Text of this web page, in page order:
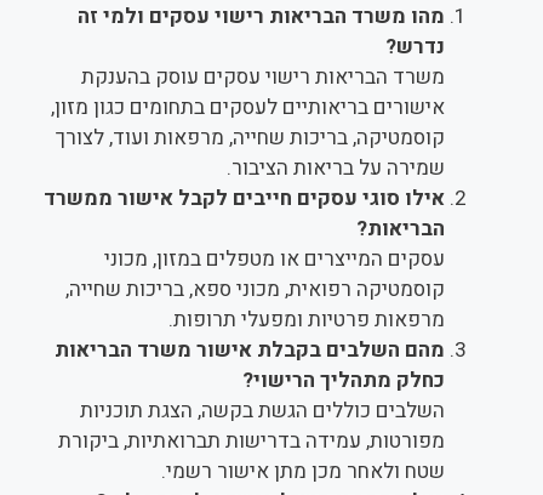
מהו משרד הבריאות רישוי עסקים ולמי זה
נדרש?
משרד הבריאות רישוי עסקים עוסק בהענקת
אישורים בריאותיים לעסקים בתחומים כגון מזון,
קוסמטיקה, בריכות שחייה, מרפאות ועוד, לצורך
שמירה על בריאות הציבור.
אילו סוגי עסקים חייבים לקבל אישור ממשרד
הבריאות?
עסקים המייצרים או מטפלים במזון, מכוני
קוסמטיקה רפואית, מכוני ספא, בריכות שחייה,
מרפאות פרטיות ומפעלי תרופות.
מהם השלבים בקבלת אישור משרד הבריאות
כחלק מתהליך הרישוי?
השלבים כוללים הגשת בקשה, הצגת תוכניות
מפורטות, עמידה בדרישות תברואתיות, ביקורת
שטח ולאחר מכן מתן אישור רשמי.